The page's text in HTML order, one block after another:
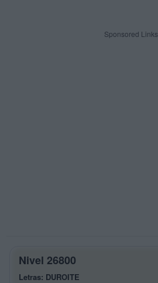
Sponsored Links
Nivel 26800
Letras: DUROITE